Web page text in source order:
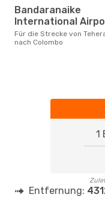
Bandaranaike
International
Für die Strecke von Teheran
nach Colombo
1
Entfernung: